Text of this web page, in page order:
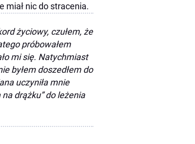
miał nic do stracenia.
życiowy, czułem, że
próbowałem
mi się. Natychmiast
byłem doszedłem do
uczyniła mnie
drążku” do leżenia